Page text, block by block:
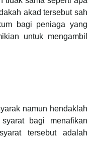
akad tersebut sah
bagi peniaga yang
untuk mengambil
namun hendaklah
bagi menafikan
tersebut adalah